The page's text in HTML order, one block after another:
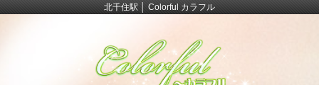
北千住駅 │ Colorful カラフル